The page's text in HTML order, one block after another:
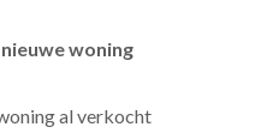
woning
al verkocht